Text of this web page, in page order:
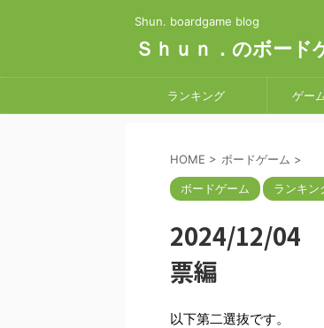
Shun. boardgame blog
Ｓｈｕｎ．のボード
ランキング ゲー
HOME > ボードゲーム >
ボードゲーム ランキン
2024/12/04
票編
以下第二選抜です。